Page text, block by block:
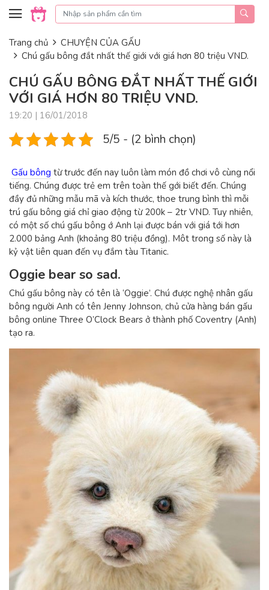
Skip to content
Trang chủ
CHUYỆN CỦA GẤU
Chú gấu bông đắt nhất thế giới với giá hơn 80 triệu VND.
CHÚ GẤU BÔNG ĐẮT NHẤT THẾ GIỚI
VỚI GIÁ HƠN 80 TRIỆU VND.
19:20 | 16/01/2018
5/5 - (2 bình chọn)
Gấu bông từ trước đến nay luôn làm món đồ chơi vô cùng nổi
tiếng. Chúng được trẻ em trên toàn thế gới biết đến. Chúng
đầy đủ những mẫu mã và kích thước, thoe trung bình thì mỗi
trú gấu bông giá chỉ giao động từ 200k – 2tr VND. Tuy nhiên,
có một số chú gấu bông ớ Anh lại được bán với giá tới hơn
2.000 bảng Anh (khoảng 80 triệu đồng). Môt trong số này là
kỷ vật liên quan đến vụ đắm tàu Titanic.
Oggie bear so sad.
Chú gấu bông này có tên là ‘Oggie’. Chú được nghệ nhân gấu
bông người Anh có tên Jenny Johnson, chủ cửa hàng bán gấu
bông online Three O’Clock Bears ở thành phố Coventry (Anh)
tạo ra.